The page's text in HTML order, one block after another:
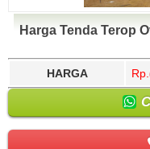
Harga Tenda Terop
HARGA Rp.